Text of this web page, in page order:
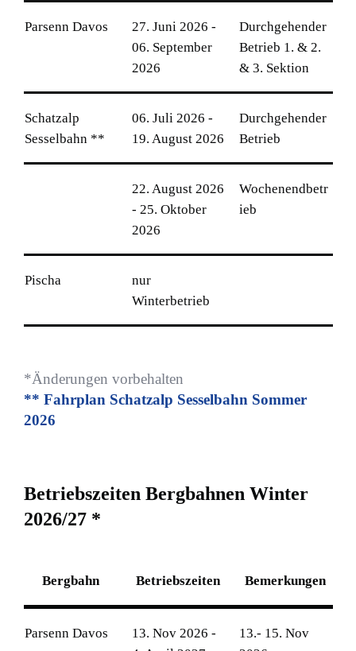
Parsenn Davos
27. Juni 2026 -
06. September
2026
Durchgehender
Betrieb 1. & 2.
& 3. Sektion
Schatzalp
Sesselbahn **
06. Juli 2026 -
19. August 2026
Durchgehender
Betrieb
22. August 2026
- 25. Oktober
2026
Wochenendbetr
ieb
Pischa
nur
Winterbetrieb
*Änderungen vorbehalten
** Fahrplan Schatzalp Sesselbahn Sommer
2026
Betriebszeiten Bergbahnen Winter
2026/27 *
Bergbahn Betriebszeiten Bemerkungen
Parsenn Davos
13. Nov 2026 -
13.- 15. Nov